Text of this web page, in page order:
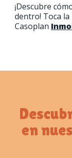
¡Descubre
dentro! Toca la
Casoplan
en